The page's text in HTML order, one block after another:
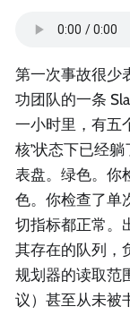
第一次事故很少
功团队的一条
一小时里，有五
核’状态下已经
表盘。绿色。你
色。你检查了单
切指标都正常。
其存在的队列，
规划器的读取范
议）甚至从未被